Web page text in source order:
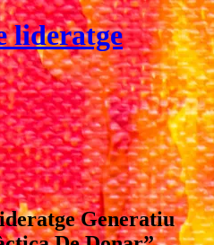
lideratge
Generatiu